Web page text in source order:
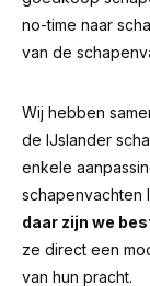
no-time naar
van de
Wij hebben
de IJslander
enkele
schapenvachten
daar zijn we
ze direct een
van hun pracht.